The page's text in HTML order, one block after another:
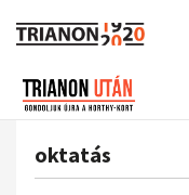
oktatás